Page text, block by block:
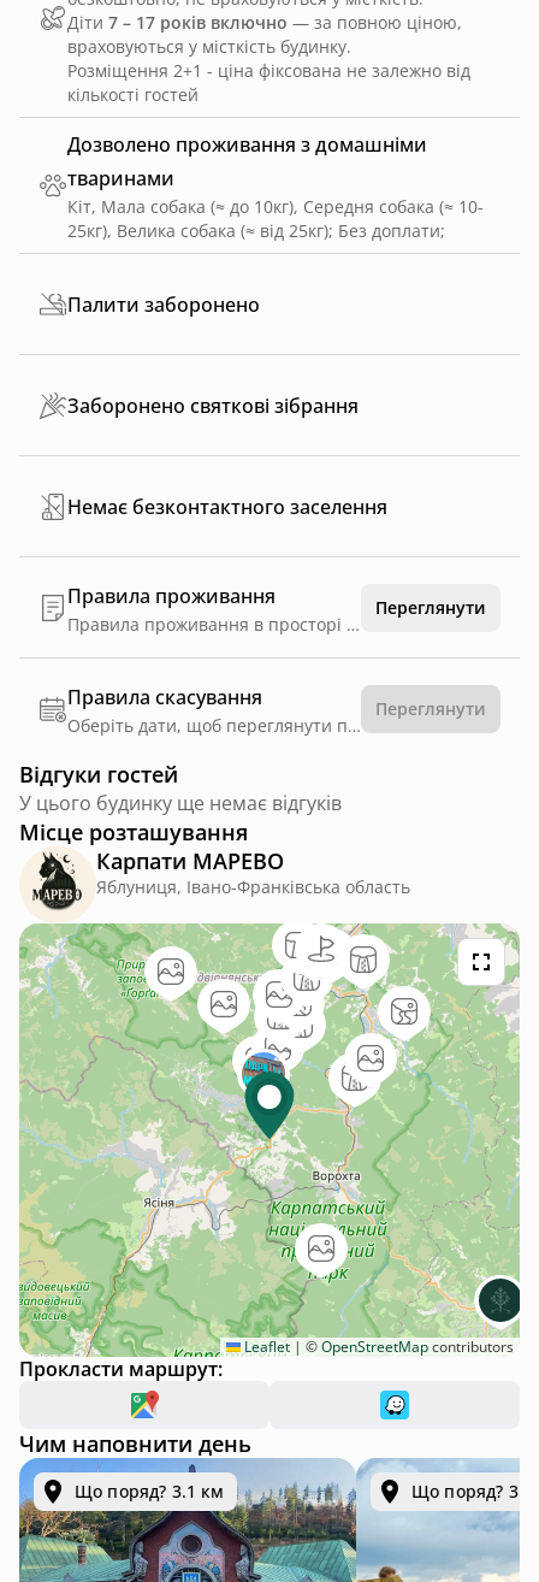
Дозволено проживання з домашніми
тваринами
Кіт, Мала собака (≈ до 10кг), Середня собака (≈ 10-
25кг), Велика собака (≈ від 25кг); Без доплати;
Діти 7 – 17 років включно — за повною ціною,
враховуються у місткість будинку.
Розміщення 2+1 - ціна фіксована не залежно від
кількості гостей
Палити заборонено
Заборонено святкові зібрання
Немає безконтактного заселення
Правила проживання
Правила проживання в просторі МАРЕВО: 1. У приміщенні заборонено курити. 2. У разі пошкоджень майна — відшкодування у повному обсязі. Це стосується значних пошкоджень: меблі, техніка, сантехніка. 3. Якщо ви подорожуєте з домашнім улюбленцем — усю відповідальність за нього несе власник. 4. Заселення — з 14:00, виселення — до 12:00. Ми дуже любимо наших гостей і піклуємося про їхній комфорт. Будь ласка, подбайте і ви про свій спокій та безпеку 🤍
Переглянути
Правила скасування
Оберіть дати, щоб переглянути правила
Переглянути
Відгуки гостей
У цього будинку ще немає відгуків
Місце розташування
Карпати МАРЕВО
Яблуниця, Івано-Франківська область
Leaflet | ©OpenStreetMapcontributors
Прокласти маршрут:
Чим наповнити день
Що поряд? 3.1 км Що поряд?